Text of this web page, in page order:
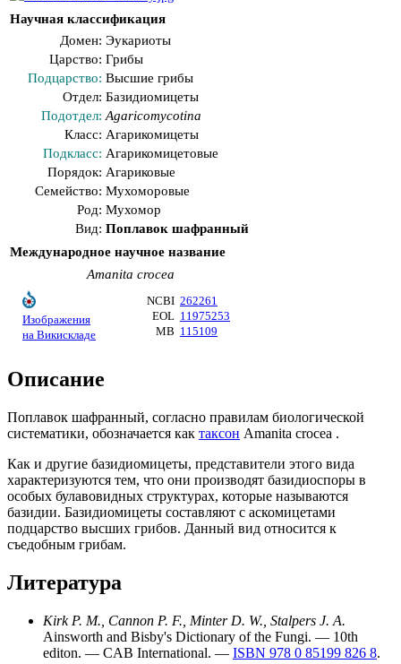
Научная классификация
Домен: Эукариоты
Царство: Грибы
Подцарство: Высшие грибы
Отдел: Базидиомицеты
Подотдел: Agaricomycotina
Класс: Агарикомицеты
Подкласс: Агарикомицетовые
Порядок: Агариковые
Семейство: Мухоморовые
Род: Мухомор
Вид: Поплавок шафранный
Международное научное название
Amanita crocea
Изображения
на Викискладе
NCBI 262261
EOL 11975253
MB 115109
Описание
Поплавок шафранный, согласно правилам биологической
систематики, обозначается как таксон Amanita crocea .
Как и другие базидиомицеты, представители этого вида
характеризуются тем, что они производят базидиоспоры в
особых булавовидных структурах, которые называются
базидии. Базидиомицеты составляют с аскомицетами
подцарство высших грибов. Данный вид относится к
съедобным грибам.
Литература
Kirk P. M., Cannon P. F., Minter D. W., Stalpers J. A.
Ainsworth and Bisby's Dictionary of the Fungi. — 10th
editon. — CAB International. — ISBN 978 0 85199 826 8.